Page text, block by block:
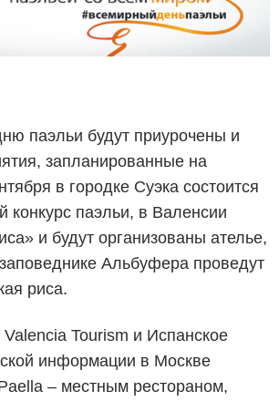
паэльи будут приурочены и
запланированные на
в городке Суэка состоится
паэльи, в Валенсии
и будут организованы ателье,
Альбуфера проведут
риса.
Tourism и Испанское
информации в Москве
– местным рестораном,